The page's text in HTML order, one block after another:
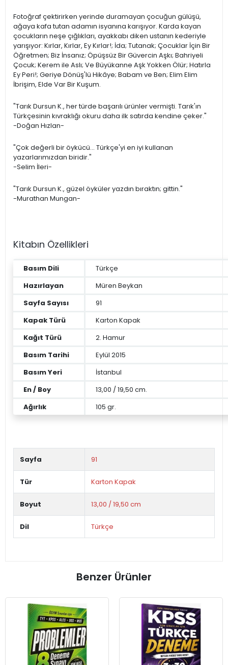
Fotoğraf çektirirken yerinde duramayan çocuğun gülüşü,
ağaya kafa tutan adamın isyanına karışıyor. Karda kayan
çocukların neşe çığlıkları, ayakkabı diken ustanın kederiyle
yarışıyor: Kırlar, Kırlar, Ey Kırlar!; İda; Tutanak; Çocuklar İçin Bir
Öğretmen; Biz İnsanız; Öpüşsüz Bir Güvercin Aşkı; Bahriyeli
Çocuk; Kerem ile Aslı; Ve Büyükanne Aşk Yokken Ölür; Hatırla
Ey Peri!; Geriye Dönüş'lü Hikâye; Babam ve Ben; Elim Elim
İbrişim, Elde Var Bir Kuşum.
"Tarık Dursun K., her türde başarılı ürünler vermişti. Tarık'ın
Türkçesinin kıvraklığı okuru daha ilk satırda kendine çeker."
-Doğan Hızlan-
"Çok değerli bir öykücü... Türkçe'yi en iyi kullanan
yazarlarımızdan biridir."
-Selim İleri-
"Tarık Dursun K., güzel öyküler yazdın bıraktın; gittin."
-Murathan Mungan-
Kitabın Özellikleri
Basım Dili
Türkçe
Hazırlayan
Müren Beykan
Sayfa Sayısı
91
Kapak Türü
Karton Kapak
Kağıt Türü
2. Hamur
Basım Tarihi
Eylül 2015
Basım Yeri
İstanbul
En / Boy
13,00 / 19,50 cm.
Ağırlık
105 gr.
Sayfa 91
Tür Karton Kapak
Boyut 13,00 / 19,50 cm
Dil Türkçe
Benzer Ürünler